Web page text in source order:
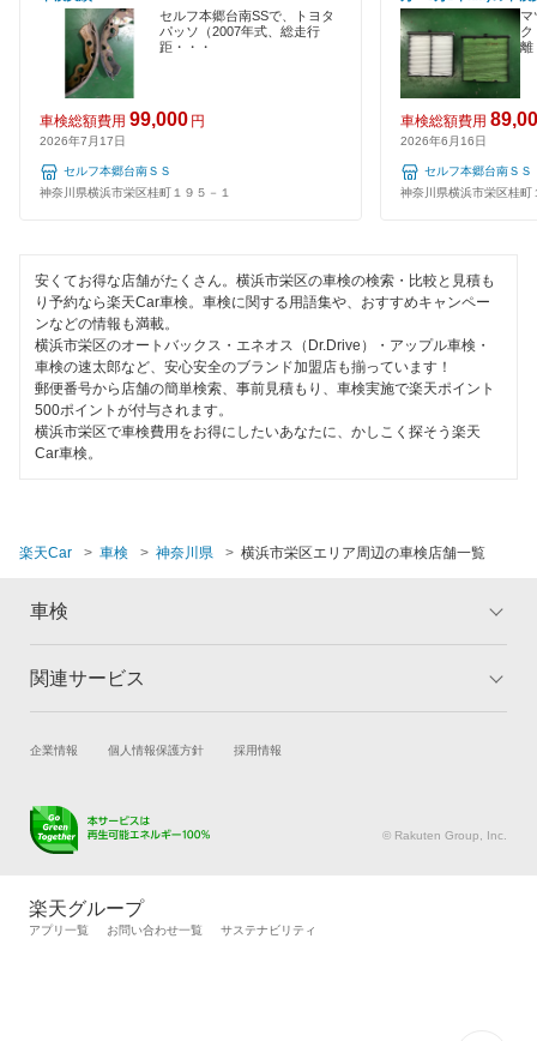
横浜市保土ケ谷区
横浜市緑区
横浜市南区
横浜市
120分以内の車検
1日車検
夜間受付
整備保証
コンピューター診断
閉じる
ミタニ車検
GTNET×カフェ車検
キグナス車検
マッハ車検
オートビークル車検
アクセル車検
トヨタディーラー
ベアーズ車検
安心WE！車検
セルフ本郷台南SSで、トヨタ
パッソ（2007年式、総走行
距・・・
車検総額費用 99,000 円
2026年7月17日
セルフ本郷台南ＳＳ
神奈川県横浜市栄区桂町１９５－１
マ
ク
離
車検総額費用
2026年6月16日
セルフ本郷台南ＳＳ
神奈川県横浜市栄区桂町
安くてお得な店舗がたくさん。横浜市栄区の車検の検索・比較と見積も
り予約なら楽天Car車検。車検に関する用語集や、おすすめキャンペー
ンなどの情報も満載。
横浜市栄区のオートバックス・エネオス（Dr.Drive）・アップル車検・
車検の速太郎など、安心安全のブランド加盟店も揃っています！
郵便番号から店舗の簡単検索、事前見積もり、車検実施で楽天ポイント
500ポイントが付与されます。
横浜市栄区で車検費用をお得にしたいあなたに、かしこく探そう楽天
Car車検。
楽天Car 車検 神奈川県 横浜市栄区エリア周辺の車検店舗一覧
車検
トップ
車検の基礎知識 キャンペーン一覧
関連サービス
試乗・商談 新車購入
キズ修理予約
メンテナンス管理
タイヤ交換サービス
自動車カタログ 自動車保険
企業情報 個人情報保護方針 採用情報
© Rakuten Group, Inc.
楽天グループ
アプリ一覧 お問い合わせ一覧 サステナビリティ